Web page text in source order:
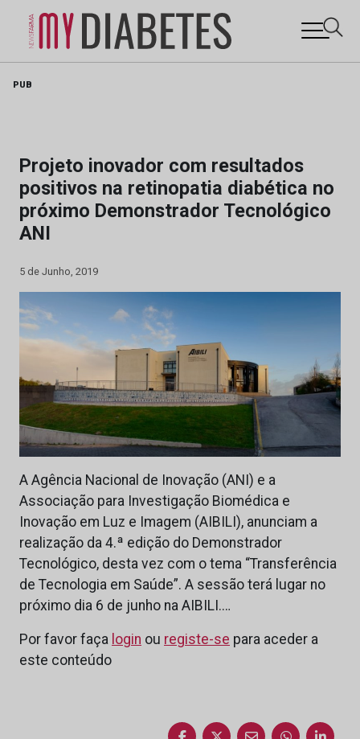
PUB
Projeto inovador com resultados
positivos na retinopatia diabética no
próximo Demonstrador Tecnológico
ANI
5 de Junho, 2019
A Agência Nacional de Inovação (ANI) e a
Associação para Investigação Biomédica e
Inovação em Luz e Imagem (AIBILI), anunciam a
realização da 4.ª edição do Demonstrador
Tecnológico, desta vez com o tema “Transferência
de Tecnologia em Saúde”. A sessão terá lugar no
próximo dia 6 de junho na AIBILI.…
Por favor faça login ou registe-se para aceder a
este conteúdo